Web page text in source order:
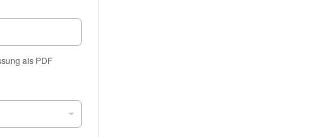
als PDF